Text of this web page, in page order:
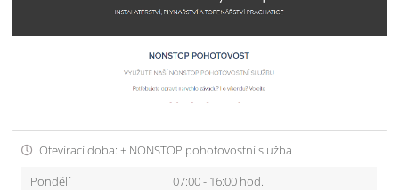
Otevírací doba: + NONSTOP pohotovostní služba
Pondělí
07:00 - 16:00 hod.